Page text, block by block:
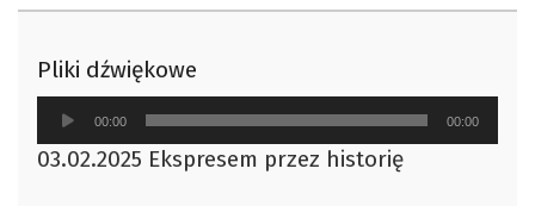
Pliki dźwiękowe
Odtwarzacz
plików
dźwiękowych
00:00 00:00
03.02.2025 Ekspresem przez historię